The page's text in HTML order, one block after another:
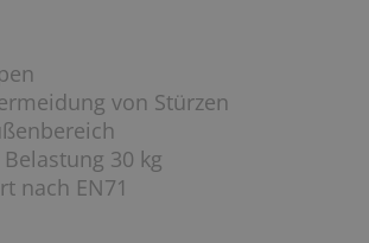
von Stürzen
30 kg
nach EN71